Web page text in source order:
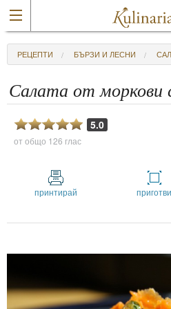
РЕЦЕПТИ БЪРЗИ И ЛЕСНИ
Салата от моркови
5.0
от общо 126 глас
принтирай приготви